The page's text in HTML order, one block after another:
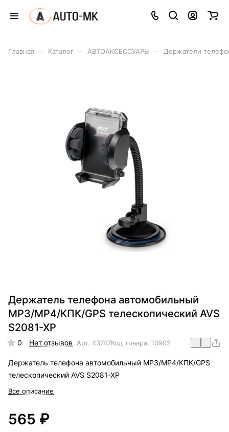
Главная Каталог АВТОАКСЕССУАРЫ Держатели
Держатель телефона автомобильный
MP3/MP4/КПК/GPS телескопический AVS
S2081-XP
0 Нет отзывов Арт. 43747Код товара. 10902
Держатель телефона автомобильный MP3/MP4/КПК/GPS
телескопический AVS S2081-XP
Все описание
565 ₽